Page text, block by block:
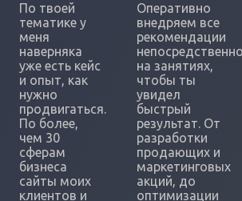
По твоей
тематике у
меня
наверняка
уже есть кейс
и опыт, как
нужно
продвигаться.
По более,
чем 30
сферам
бизнеса
сайты моих
клиентов и
Оперативно
внедряем все
рекомендации
непосредственно
на занятиях,
чтобы ты
увидел
быстрый
результат. От
разработки
продающих и
маркетинговых
акций, до
оптимизации